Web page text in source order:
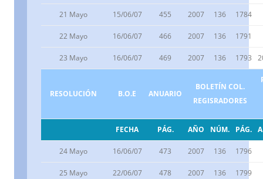
21 Mayo 15/06/07 455 2007 136 1784
22 Mayo 16/06/07 466 2007 136 1791
23 Mayo 16/06/07 469 2007 136 1793
RESOLUCIÓN B.O.E ANUARIO
BOLETÍN COL.
REGISRADORES
FECHA PÁG. AÑO NÚM. PÁG.
24 Mayo 16/06/07 473 2007 136 1796
25 Mayo 22/06/07 478 2007 136 1799